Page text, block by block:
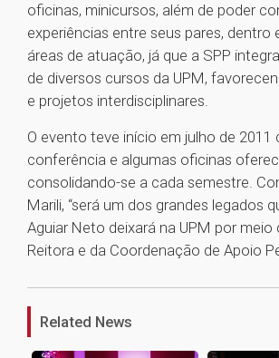
oficinas, minicursos, além de poder
experiências entre seus pares, dentro
áreas de atuação, já que a SPP
de diversos cursos da UPM,
e projetos interdisciplinares.
O evento teve início em julho de 2011
conferência e algumas oficinas
consolidando-se a cada semestre.
Marili, “será um dos grandes legados
Aguiar Neto deixará na UPM por meio
Reitora e da Coordenação de Apoio
1
Related News